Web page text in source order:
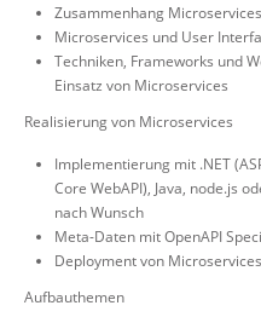
Zusammenhang
Microservices und User
Techniken, Frameworks und
Einsatz von Microservices
Realisierung von Microservices
Implementierung mit .NET
Core WebAPI), Java, node.js
nach Wunsch
Meta-Daten mit OpenAPI
Deployment von Microservices
Aufbauthemen